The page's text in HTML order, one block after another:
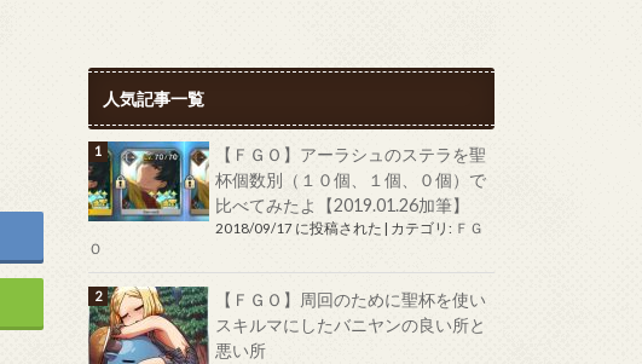
人気記事一覧
【ＦＧＯ】アーラシュのステラを聖
杯個数別（１０個、１個、０個）で
比べてみたよ【2019.01.26加筆】
2018/09/17 に投稿された カテゴリ: ＦＧ
Ｏ
【ＦＧＯ】周回のために聖杯を使い
スキルマにしたバニヤンの良い所と
悪い所